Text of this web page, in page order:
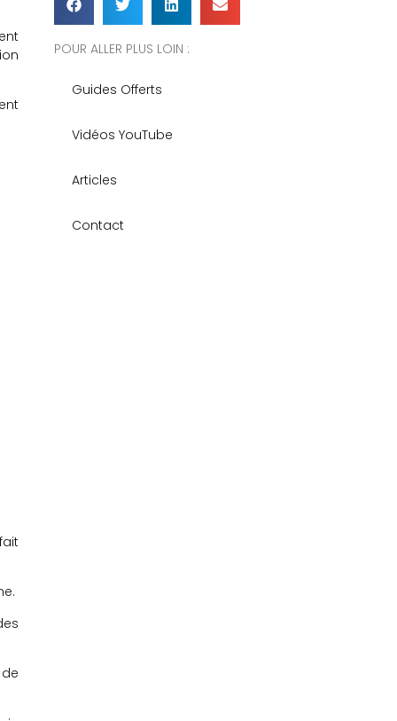
POUR ALLER PLUS LOIN :
Guides Offerts
Vidéos YouTube
Articles
Contact